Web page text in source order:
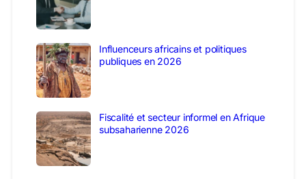
Influenceurs africains et politiques
publiques en 2026
Fiscalité et secteur informel en Afrique
subsaharienne 2026